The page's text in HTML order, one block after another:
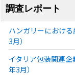
調査レポート
ハンガリーにおけ
3月）
イタリア包装関連
年3月）